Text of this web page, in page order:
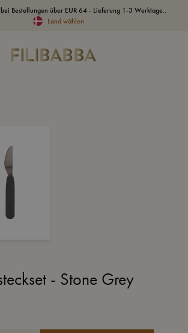
Bestellungen über EUR 64 - Lieferung 1-3 Werktage..
Land wählen
- Stone Grey